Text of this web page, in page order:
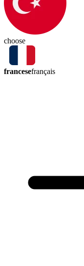
choose
francesefrançais